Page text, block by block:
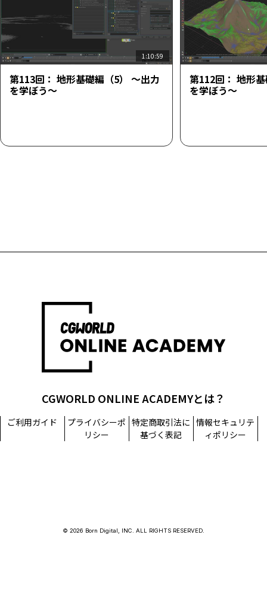
1:10:59
第113回： 地形基礎編（5） ～出力
を学ぼう～
第112回： 地形
を学ぼう～
CGWORLD ONLINE ACADEMYとは？
ご利用ガイド
プライバシーポ
リシー
特定商取引法に
基づく表記
情報セキュリテ
ィポリシー
© 2026 Born Digital, INC. ALL RIGHTS RESERVED.